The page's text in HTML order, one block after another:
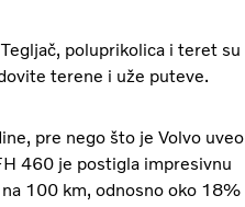
poluprikolica i teret su
terene i uže puteve.
pre nego što je Volvo uveo
460 je postigla impresivnu
100 km, odnosno oko 18%